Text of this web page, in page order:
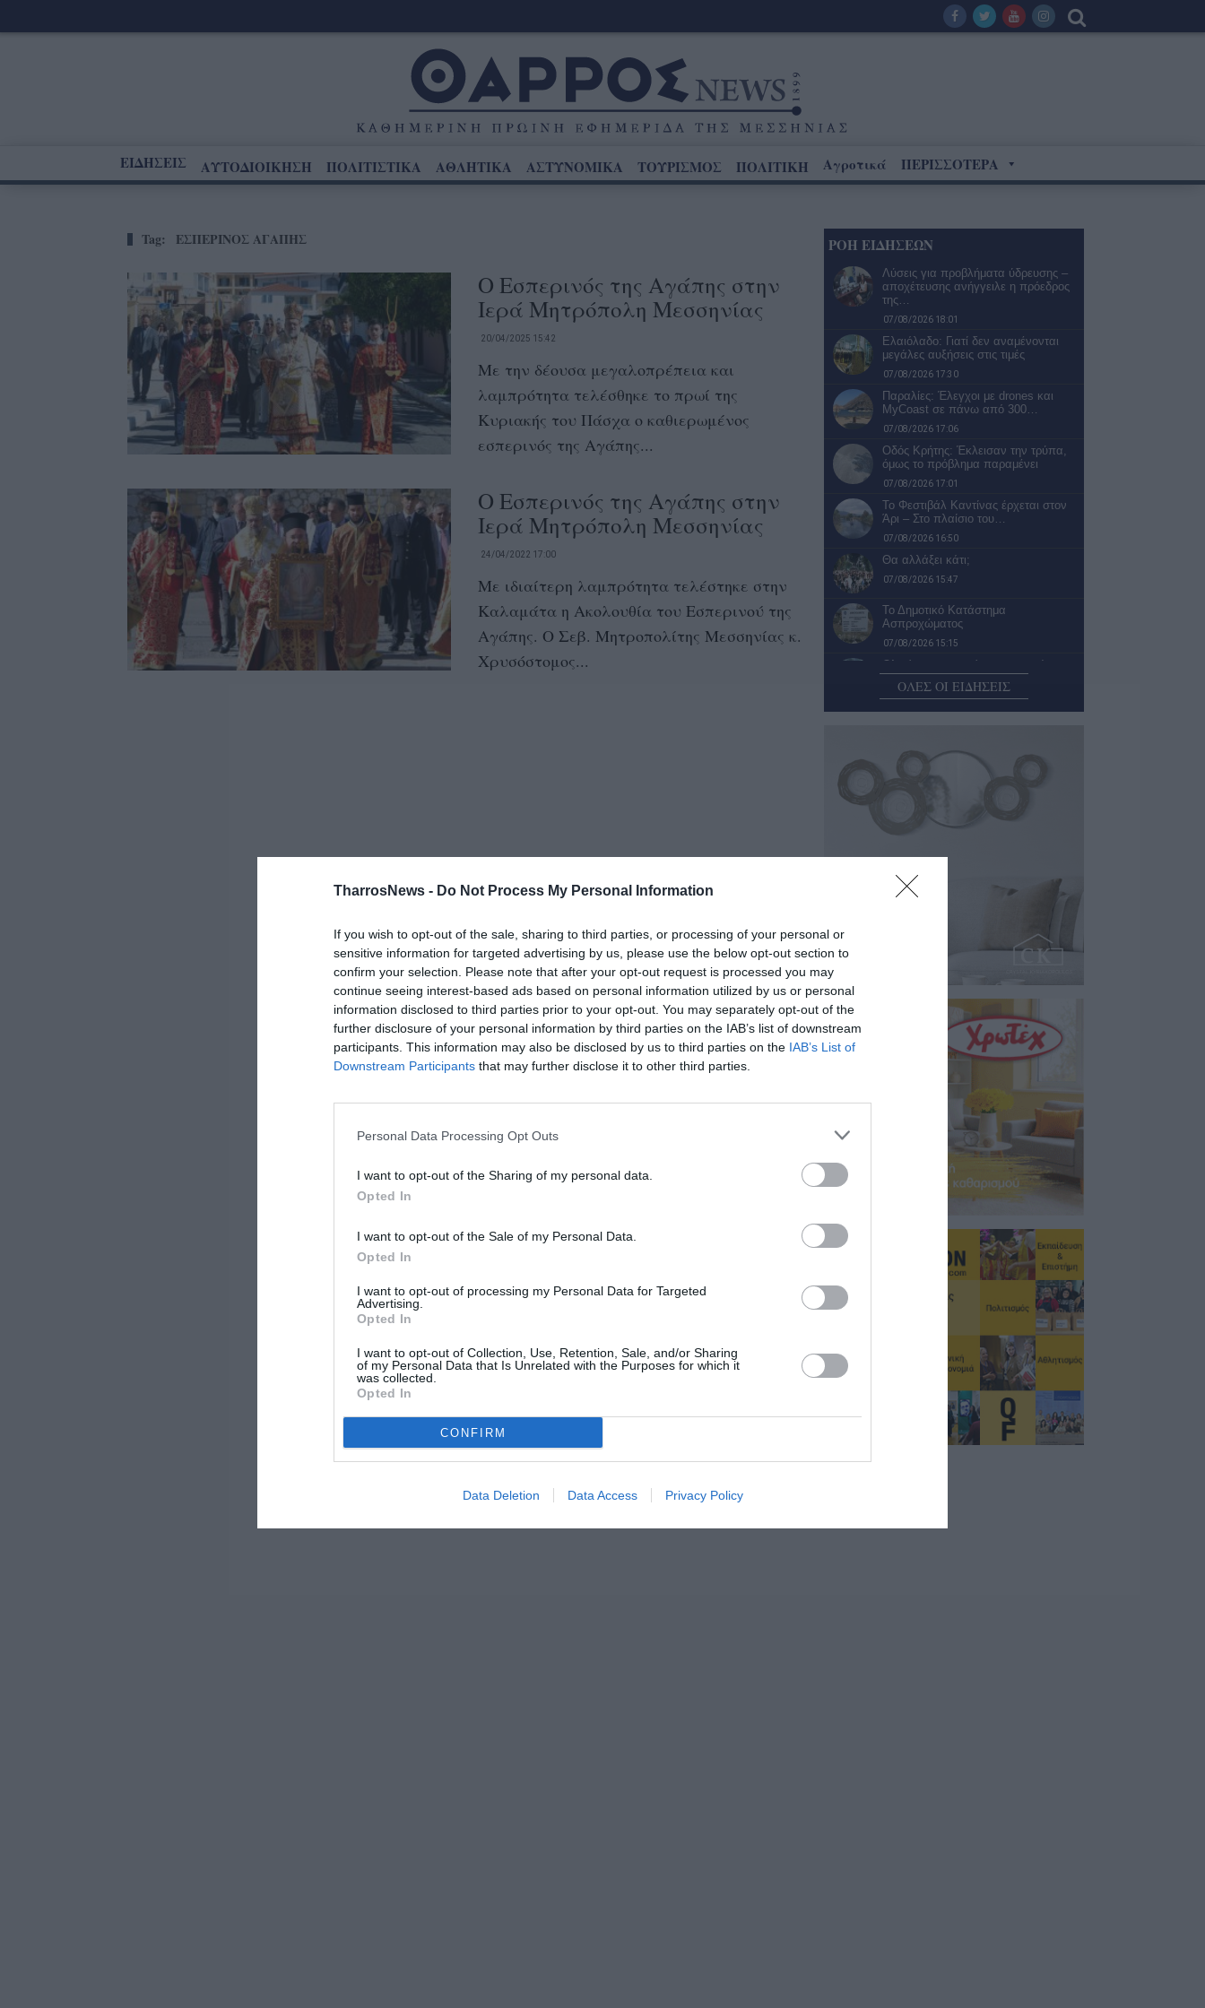
TharrosNews - Do Not Process My Personal Information
If you wish to opt-out of the sale, sharing to third parties, or processing of your personal or
sensitive information for targeted advertising by us, please use the below opt-out section to
confirm your selection. Please note that after your opt-out request is processed you may
continue seeing interest-based ads based on personal information utilized by us or personal
information disclosed to third parties prior to your opt-out. You may separately opt-out of the
further disclosure of your personal information by third parties on the IAB’s list of downstream
participants. This information may also be disclosed by us to third parties on the IAB’s List of
Downstream Participants that may further disclose it to other third parties.
Personal Data Processing Opt Outs
I want to opt-out of the Sharing of my personal data.
Opted In
I want to opt-out of the Sale of my Personal Data.
Opted In
I want to opt-out of processing my Personal Data for Targeted
Advertising.
Opted In
I want to opt-out of Collection, Use, Retention, Sale, and/or Sharing
of my Personal Data that Is Unrelated with the Purposes for which it
was collected.
Opted In
CONFIRM
Data Deletion Data Access Privacy Policy
ΕΙΔΗΣΕΙΣ ΑΥΤΟΔΙΟΙΚΗΣΗ ΠΟΛΙΤΙΣΤΙΚΑ ΑΘΛΗΤΙΚΑ ΑΣΤΥΝΟΜΙΚΑ ΤΟΥΡΙΣΜΟΣ ΠΟΛΙΤΙΚΗ Αγροτικά ΠΕΡΙΣΣΟΤΕΡΑ
Tag: ΕΣΠΕΡΙΝΟΣ ΑΓΑΠΗΣ
Ο Εσπερινός της Αγάπης στην
Ιερά Μητρόπολη Μεσσηνίας
20/04/2025 15:42
Με την δέουσα μεγαλοπρέπεια και
λαμπρότητα τελέσθηκε το πρωί της
Κυριακής του Πάσχα ο καθιερωμένος
εσπερινός της Αγάπης...
Ο Εσπερινός της Αγάπης στην
Ιερά Μητρόπολη Μεσσηνίας
24/04/2022 17:00
Με ιδιαίτερη λαμπρότητα τελέστηκε στην
Καλαμάτα η Ακολουθία του Εσπερινού της
Αγάπης. Ο Σεβ. Μητροπολίτης Μεσσηνίας κ.
Χρυσόστομος...
ΡΟΗ ΕΙΔΗΣΕΩΝ
Λύσεις για προβλήματα ύδρευσης –
αποχέτευσης ανήγγειλε η πρόεδρος
της…
07/08/2026 18:01
Ελαιόλαδο: Γιατί δεν αναμένονται
μεγάλες αυξήσεις στις τιμές
07/08/2026 17:30
Παραλίες: Έλεγχοι με drones και
MyCoast σε πάνω από 300…
07/08/2026 17:06
Οδός Κρήτης: Έκλεισαν την τρύπα,
όμως το πρόβλημα παραμένει
07/08/2026 17:01
Το Φεστιβάλ Καντίνας έρχεται στον
Άρι – Στο πλαίσιο του…
07/08/2026 16:50
Θα αλλάξει κάτι;
07/08/2026 15:47
Το Δημοτικό Κατάστημα
Ασπροχώματος
07/08/2026 15:15
Ολική καταστροφή μονοκατοικίας στη
Μ. Αλεξάνδρου από φωτιά
07/08/2026 13:24
ΟΛΕΣ ΟΙ ΕΙΔΗΣΕΙΣ